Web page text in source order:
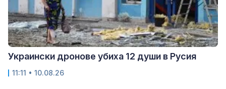
Украински дронове убиха 12 души в Русия
11:11 • 10.08.26